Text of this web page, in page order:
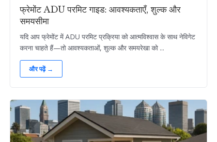
फ्रेमोंट ADU परमिट गाइड: आवश्यकताएँ, शुल्क और
समयसीमा
यदि आप फ्रेमोंट में ADU परमिट प्रक्रिया को आत्मविश्वास के साथ नेविगेट
करना चाहते हैं—तो आवश्यकताओं, शुल्क और समयरेखा को ...
और पढ़ें →